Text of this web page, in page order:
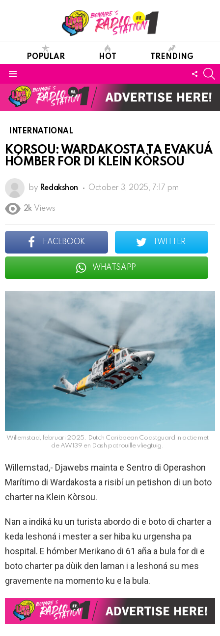
POPULAR HOT TRENDING
INTERNATIONAL
KORSOU: WARDAKOSTA TA EVAKUÁ
HÓMBER FOR DI KLEIN KÒRSOU
by Redakshon October 3, 2025, 7:17 pm
2k Views
FACEBOOK TWITTER
WHATSAPP
Willemstad, februari 2025. Dutch Caribbean Coastguard in actie met
de AW139 en Dash patrouille vliegtuig.
Willemstad,- Djawebs mainta e Sentro di Operashon
Marítimo di Wardakosta a risibí un petishon di un boto
charter na Klein Kòrsou.
Nan a indiká ku un turista abordo di e boto di charter a
keda leshoná i mester a ser hiba ku urgensha pa
hospital. E hómber Merikano di 61 aña a bula for di e
boto charter pa dùik den laman i a leshoná su mes
gravemente na momento ku e la bula.